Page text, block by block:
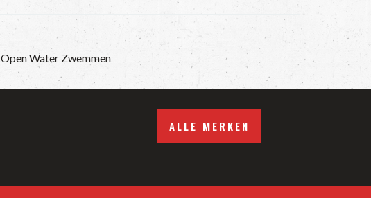
Open Water Zwemmen
ALLE MERKEN